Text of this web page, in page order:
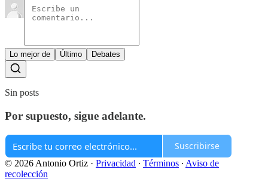
Lo mejor de Último Debates
Sin posts
Por supuesto, sigue adelante.
Suscribirse
© 2026 Antonio Ortiz · Privacidad ∙ Términos ∙ Aviso de
recolección